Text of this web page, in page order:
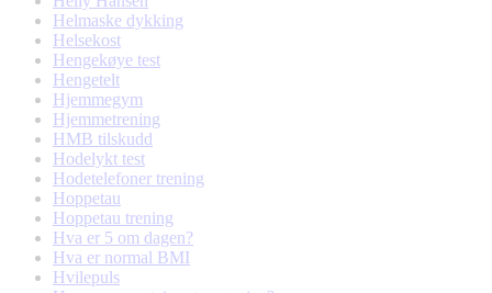
Helmaske dykking
Helsekost
Hengekøye test
Hengetelt
Hjemmegym
Hjemmetrening
HMB tilskudd
Hodelykt test
Hodetelefoner trening
Hoppetau
Hoppetau trening
Hva er 5 om dagen?
Hva er normal BMI
Hvilepuls